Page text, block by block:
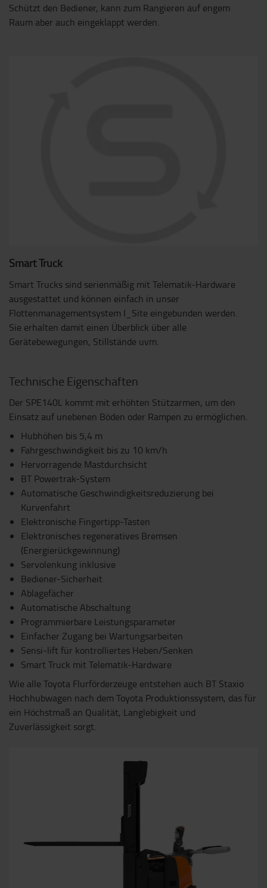
Schützt den Bediener, kann zum Rangieren auf engem
Raum aber auch eingeklappt werden.
Smart Truck
Smart Trucks sind serienmäßig mit Telematik-Hardware
ausgestattet und können einfach in unser
Flottenmanagementsystem I_Site eingebunden werden.
Sie erhalten damit einen Überblick über alle
Gerätebewegungen, Stillstände uvm.
Technische Eigenschaften
Der SPE140L kommt mit erhöhten Stützarmen, um den
Einsatz auf unebenen Böden oder Rampen zu ermöglichen.
Hubhöhen bis 5,4 m
Fahrgeschwindigkeit bis zu 10 km/h
Hervorragende Mastdurchsicht
BT Powertrak-System
Automatische Geschwindigkeitsreduzierung bei
Kurvenfahrt
Elektronische Fingertipp-Tasten
Elektronisches regeneratives Bremsen
(Energierückgewinnung)
Servolenkung inklusive
Bediener-Sicherheit
Ablagefächer
Automatische Abschaltung
Programmierbare Leistungsparameter
Einfacher Zugang bei Wartungsarbeiten
Sensi-lift für kontrolliertes Heben/Senken
Smart Truck mit Telematik-Hardware
Wie alle Toyota Flurförderzeuge entstehen auch BT Staxio
Hochhubwagen nach dem Toyota Produktionssystem, das für
ein Höchstmaß an Qualität, Langlebigkeit und
Zuverlässigkeit sorgt.